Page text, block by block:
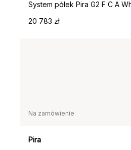
20 783 zł
Na zamówienie
Pira